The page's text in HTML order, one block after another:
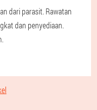
dari parasit. Rawatan
dan penyediaan.